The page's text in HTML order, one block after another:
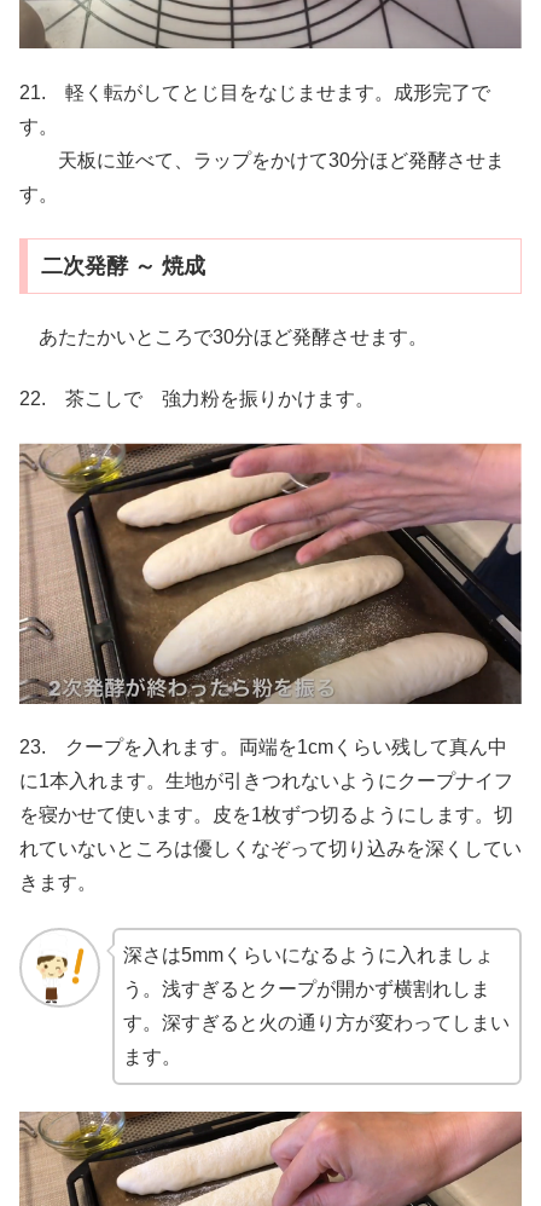
21. 軽く転がしてとじ目をなじませます。成形完了で
す。
天板に並べて、ラップをかけて30分ほど発酵させま
す。
二次発酵 ～ 焼成
あたたかいところで30分ほど発酵させます。
22. 茶こしで 強力粉を振りかけます。
23. クープを入れます。両端を1cmくらい残して真ん中
に1本入れます。生地が引きつれないようにクープナイフ
を寝かせて使います。皮を1枚ずつ切るようにします。切
れていないところは優しくなぞって切り込みを深くしてい
きます。
深さは5mmくらいになるように入れましょ
う。浅すぎるとクープが開かず横割れしま
す。深すぎると火の通り方が変わってしまい
ます。